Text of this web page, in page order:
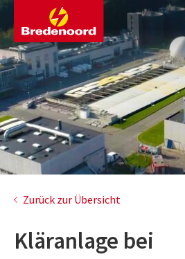
Zurück zur Übersicht
Kläranlage bei